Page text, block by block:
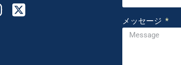
メッセージ